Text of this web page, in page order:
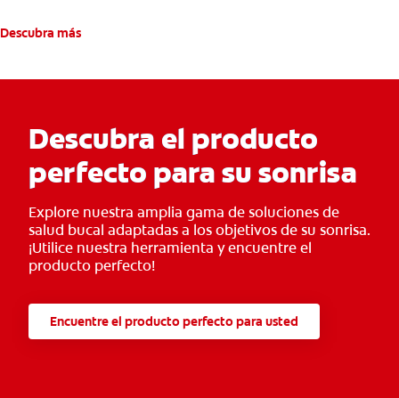
Descubra más
Descubra el producto
perfecto para su sonrisa
Explore nuestra amplia gama de soluciones de
salud bucal adaptadas a los objetivos de su sonrisa.
¡Utilice nuestra herramienta y encuentre el
producto perfecto!
Encuentre el producto perfecto para usted